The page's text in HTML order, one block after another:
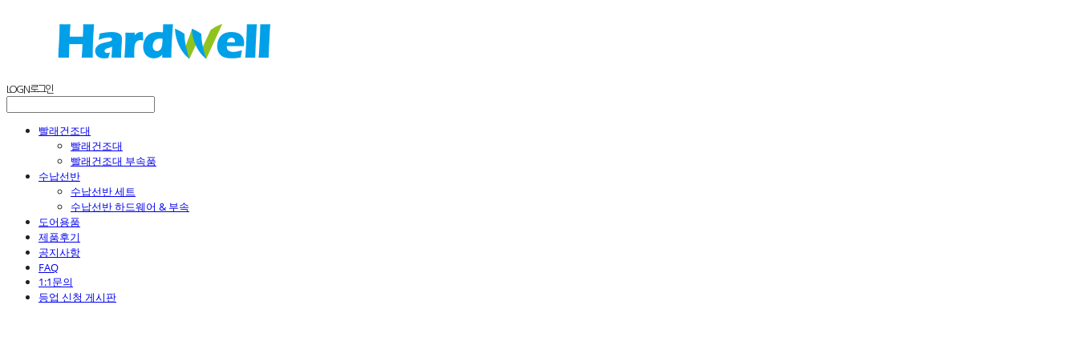
LOG IN로그인
빨래건조대
빨래건조대
빨래건조대 부속품
수납선반
수납선반 세트
수납선반 하드웨어 & 부속
도어용품
제품후기
공지사항
FAQ
1:1문의
등업 신청 게시판